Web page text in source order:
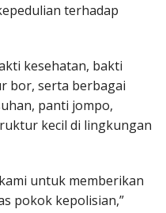
terhadap
kesehatan, bakti
bor, serta berbagai
panti jompo,
kecil di lingkungan
untuk memberikan
pokok kepolisian,”